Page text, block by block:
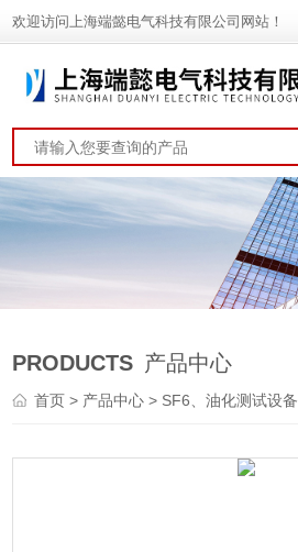
欢迎访问上海端懿电气科技有限公司网站！
PRODUCTS 产品中心
首页> 产品中心 > SF6、油化测试设备